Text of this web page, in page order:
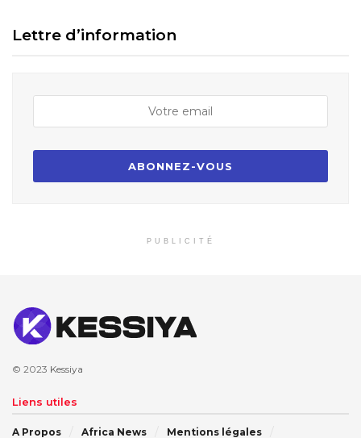
Lettre d’information
PUBLICITÉ
© 2023 Kessiya
Liens utiles
A Propos Africa News Mentions légales